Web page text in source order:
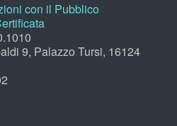
con il Pubblico
9, Palazzo Tursi, 16124